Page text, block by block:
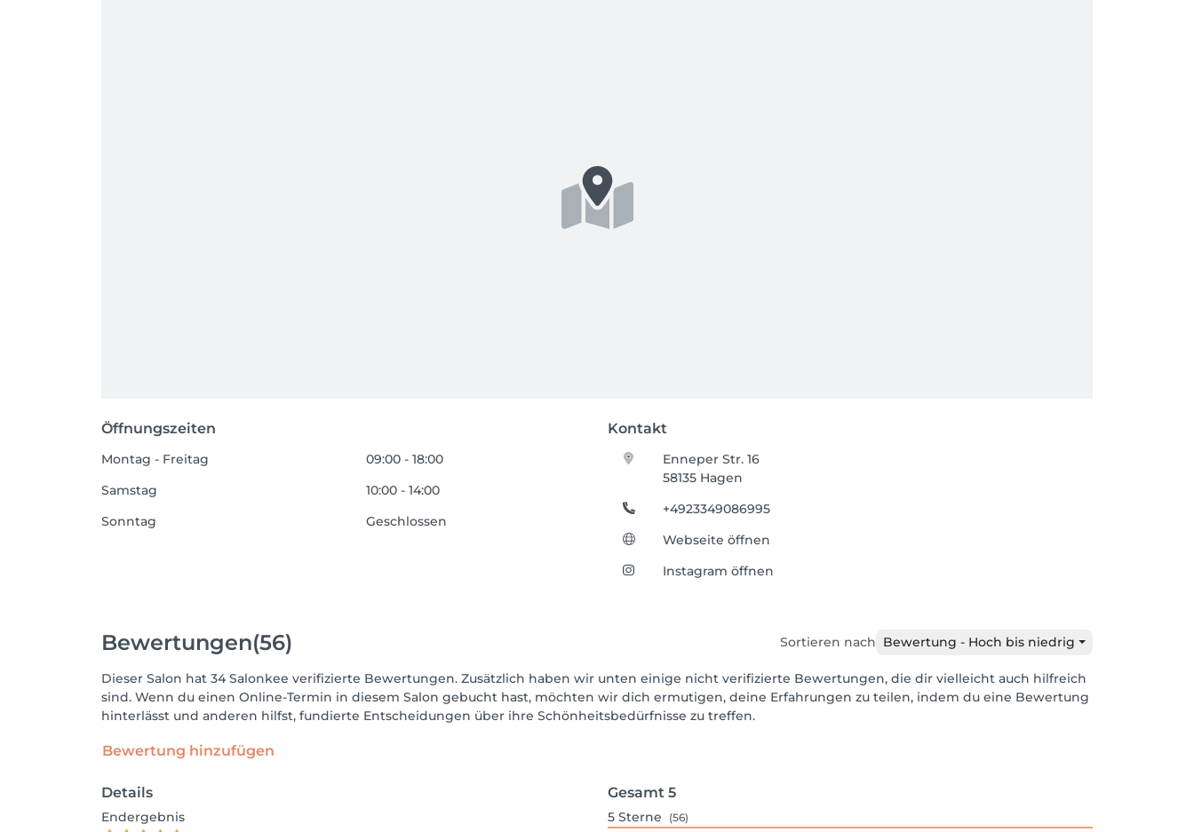
Öffnungszeiten Kontakt
Montag - Freitag
09:00 - 18:00
Samstag
10:00 - 14:00
Sonntag
Geschlossen
Enneper Str. 16
58135 Hagen
+4923349086995
Webseite öffnen
Instagram öffnen
Bewertungen(56) Sortieren nach Bewertung - Hoch bis niedrig
Dieser Salon hat 34 Salonkee verifizierte Bewertungen. Zusätzlich haben wir unten einige nicht verifizierte Bewertungen, die dir vielleicht auch hilfreich
sind. Wenn du einen Online-Termin in diesem Salon gebucht hast, möchten wir dich ermutigen, deine Erfahrungen zu teilen, indem du eine Bewertung
hinterlässt und anderen hilfst, fundierte Entscheidungen über ihre Schönheitsbedürfnisse zu treffen.
Bewertung hinzufügen
Details
Endergebnis
Gesamt 5
5 Sterne (56)